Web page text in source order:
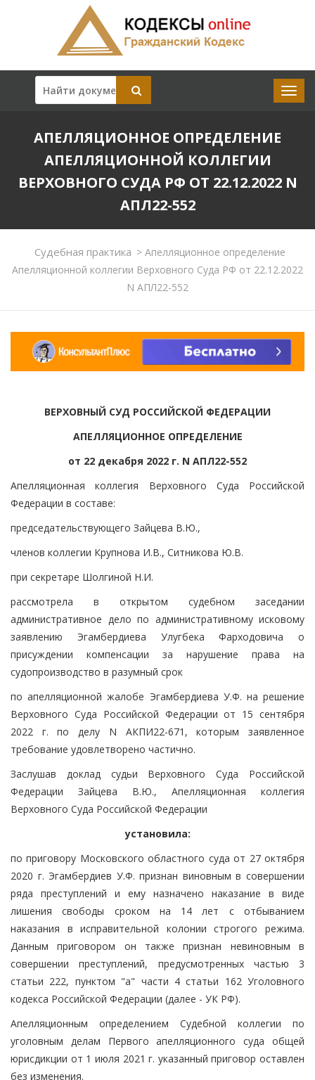
АПЕЛЛЯЦИОННОЕ ОПРЕДЕЛЕНИЕ
АПЕЛЛЯЦИОННОЙ КОЛЛЕГИИ
ВЕРХОВНОГО СУДА РФ ОТ 22.12.2022 N
АПЛ22-552
Судебная практика > Апелляционное определение
Апелляционной коллегии Верховного Суда РФ от 22.12.2022
N АПЛ22-552
ВЕРХОВНЫЙ СУД РОССИЙСКОЙ ФЕДЕРАЦИИ
АПЕЛЛЯЦИОННОЕ ОПРЕДЕЛЕНИЕ
от 22 декабря 2022 г. N АПЛ22-552
Апелляционная коллегия Верховного Суда Российской
Федерации в составе:
председательствующего Зайцева В.Ю.,
членов коллегии Крупнова И.В., Ситникова Ю.В.
при секретаре Шолгиной Н.И.
рассмотрела в открытом судебном заседании
административное дело по административному исковому
заявлению Эгамбердиева Улугбека Фарходовича о
присуждении компенсации за нарушение права на
судопроизводство в разумный срок
по апелляционной жалобе Эгамбердиева У.Ф. на решение
Верховного Суда Российской Федерации от 15 сентября
2022 г. по делу N АКПИ22-671, которым заявленное
требование удовлетворено частично.
Заслушав доклад судьи Верховного Суда Российской
Федерации Зайцева В.Ю., Апелляционная коллегия
Верховного Суда Российской Федерации
установила:
по приговору Московского областного суда от 27 октября
2020 г. Эгамбердиев У.Ф. признан виновным в совершении
ряда преступлений и ему назначено наказание в виде
лишения свободы сроком на 14 лет с отбыванием
наказания в исправительной колонии строгого режима.
Данным приговором он также признан невиновным в
совершении преступлений, предусмотренных частью 3
статьи 222, пунктом "а" части 4 статьи 162 Уголовного
кодекса Российской Федерации (далее - УК РФ).
Апелляционным определением Судебной коллегии по
уголовным делам Первого апелляционного суда общей
юрисдикции от 1 июля 2021 г. указанный приговор оставлен
без изменения.